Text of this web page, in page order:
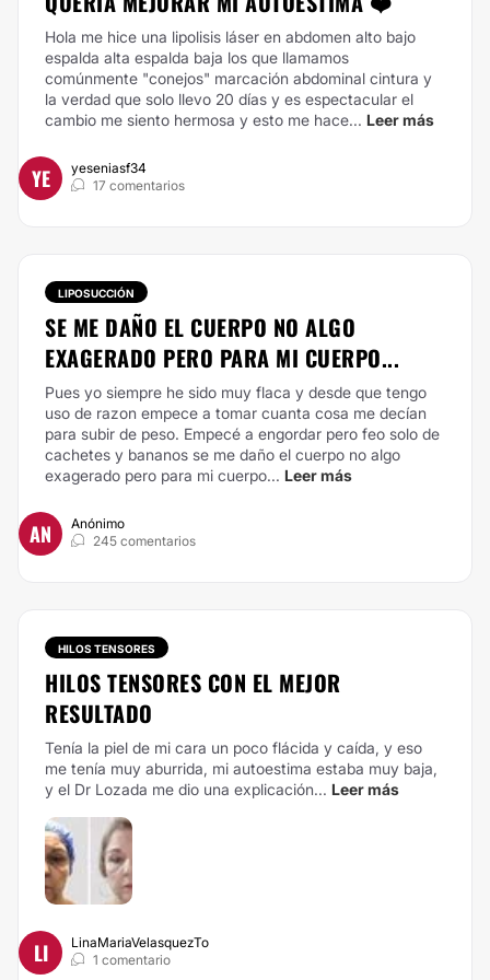
Hola me hice una lipolisis láser en abdomen alto bajo
espalda alta espalda baja los que llamamos
comúnmente "conejos" marcación abdominal cintura y
la verdad que solo llevo 20 días y es espectacular el
cambio me siento hermosa y esto me hace... Leer más
YE
yeseniasf34
17 comentarios
LIPOSUCCIÓN
SE ME DAÑO EL CUERPO NO ALGO
EXAGERADO PERO PARA MI CUERPO...
Pues yo siempre he sido muy flaca y desde que tengo
uso de razon empece a tomar cuanta cosa me decían
para subir de peso. Empecé a engordar pero feo solo de
cachetes y bananos se me daño el cuerpo no algo
exagerado pero para mi cuerpo... Leer más
AN
Anónimo
245 comentarios
HILOS TENSORES
HILOS TENSORES CON EL MEJOR
RESULTADO
Tenía la piel de mi cara un poco flácida y caída, y eso
me tenía muy aburrida, mi autoestima estaba muy baja,
y el Dr Lozada me dio una explicación... Leer más
LI
LinaMariaVelasquezTo
1 comentario